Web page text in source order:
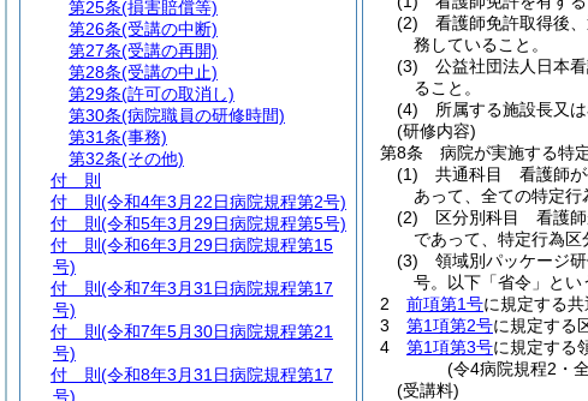
(2)
看護師免許取得後
務していること。
(3)
公益社団法人日本
ること。
(4)
所属する施設長又
(研修内容)
第8条
病院が実施する特
(1)
共通科目 看護師が
あって、全ての特定
(2)
区分別科目 看護師
であって、特定行為
(3)
領域別パッケージ
号。以下「省令」とい
2
前項第1号に規定する共
3
第1項第2号に規定する
4
第1項第3号に規定する
(令4病院規程2・
(受講料)
第25条(損害賠償等)
第26条(受講の中断)
第27条(受講の再開)
第28条(受講の中止)
第29条(許可の取消し)
第30条(病院職員の研修時間)
第31条(事務)
第32条(その他)
付 則
付 則 (令和4年3月22日病院規程第2号)
付 則 (令和5年3月29日病院規程第5号)
付 則 (令和6年3月29日病院規程第15
号)
付 則 (令和7年3月31日病院規程第17
号)
付 則 (令和7年5月30日病院規程第21
号)
付 則 (令和8年3月31日病院規程第17
号)